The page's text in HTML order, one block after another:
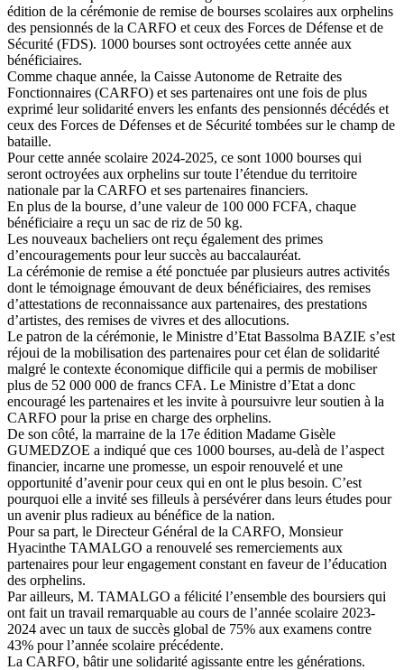
édition de la cérémonie de remise de bourses scolaires aux orphelins
des pensionnés de la CARFO et ceux des Forces de Défense et de
Sécurité (FDS). 1000 bourses sont octroyées cette année aux
bénéficiaires.
Comme chaque année, la Caisse Autonome de Retraite des
Fonctionnaires (CARFO) et ses partenaires ont une fois de plus
exprimé leur solidarité envers les enfants des pensionnés décédés et
ceux des Forces de Défenses et de Sécurité tombées sur le champ de
bataille.
Pour cette année scolaire 2024-2025, ce sont 1000 bourses qui
seront octroyées aux orphelins sur toute l’étendue du territoire
nationale par la CARFO et ses partenaires financiers.
En plus de la bourse, d’une valeur de 100 000 FCFA, chaque
bénéficiaire a reçu un sac de riz de 50 kg.
Les nouveaux bacheliers ont reçu également des primes
d’encouragements pour leur succès au baccalauréat.
La cérémonie de remise a été ponctuée par plusieurs autres activités
dont le témoignage émouvant de deux bénéficiaires, des remises
d’attestations de reconnaissance aux partenaires, des prestations
d’artistes, des remises de vivres et des allocutions.
Le patron de la cérémonie, le Ministre d’Etat Bassolma BAZIE s’est
réjoui de la mobilisation des partenaires pour cet élan de solidarité
malgré le contexte économique difficile qui a permis de mobiliser
plus de 52 000 000 de francs CFA. Le Ministre d’Etat a donc
encouragé les partenaires et les invite à poursuivre leur soutien à la
CARFO pour la prise en charge des orphelins.
De son côté, la marraine de la 17e édition Madame Gisèle
GUMEDZOE a indiqué que ces 1000 bourses, au-delà de l’aspect
financier, incarne une promesse, un espoir renouvelé et une
opportunité d’avenir pour ceux qui en ont le plus besoin. C’est
pourquoi elle a invité ses filleuls à persévérer dans leurs études pour
un avenir plus radieux au bénéfice de la nation.
Pour sa part, le Directeur Général de la CARFO, Monsieur
Hyacinthe TAMALGO a renouvelé ses remerciements aux
partenaires pour leur engagement constant en faveur de l’éducation
des orphelins.
Par ailleurs, M. TAMALGO a félicité l’ensemble des boursiers qui
ont fait un travail remarquable au cours de l’année scolaire 2023-
2024 avec un taux de succès global de 75% aux examens contre
43% pour l’année scolaire précédente.
La CARFO, bâtir une solidarité agissante entre les générations.